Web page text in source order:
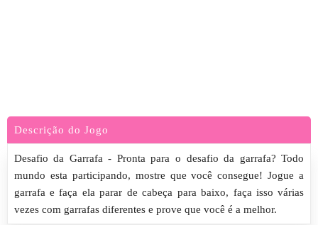
Descrição do Jogo
Desafio da Garrafa - Pronta para o desafio da garrafa? Todo
mundo esta participando, mostre que você consegue! Jogue a
garrafa e faça ela parar de cabeça para baixo, faça isso várias
vezes com garrafas diferentes e prove que você é a melhor.